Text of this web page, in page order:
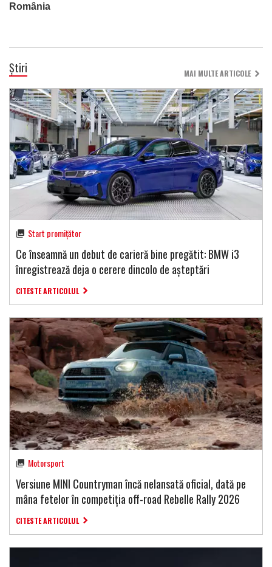
România
Știri MAI MULTE ARTICOLE
Start promițător
Ce înseamnă un debut de carieră bine pregătit: BMW i3
înregistrează deja o cerere dincolo de așteptări
CITESTE ARTICOLUL
Motorsport
Versiune MINI Countryman încă nelansată oficial, dată pe
mâna fetelor în competiția off-road Rebelle Rally 2026
CITESTE ARTICOLUL